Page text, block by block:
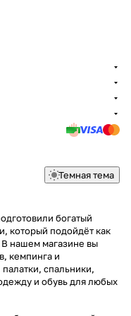
Темная тема
богатый
который подойдёт как
В нашем магазине вы
кемпинга и
спальники,
и обувь для любых